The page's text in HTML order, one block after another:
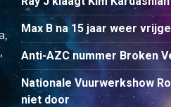
Max B na 15 jaar weer
Anti-AZC nummer Broken
Nationale Vuurwerkshow
niet door